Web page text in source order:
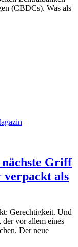
(CBDCs). Was als
nächste Griff
verpackt als
Gerechtigkeit. Und
vor allem eines
Der neue